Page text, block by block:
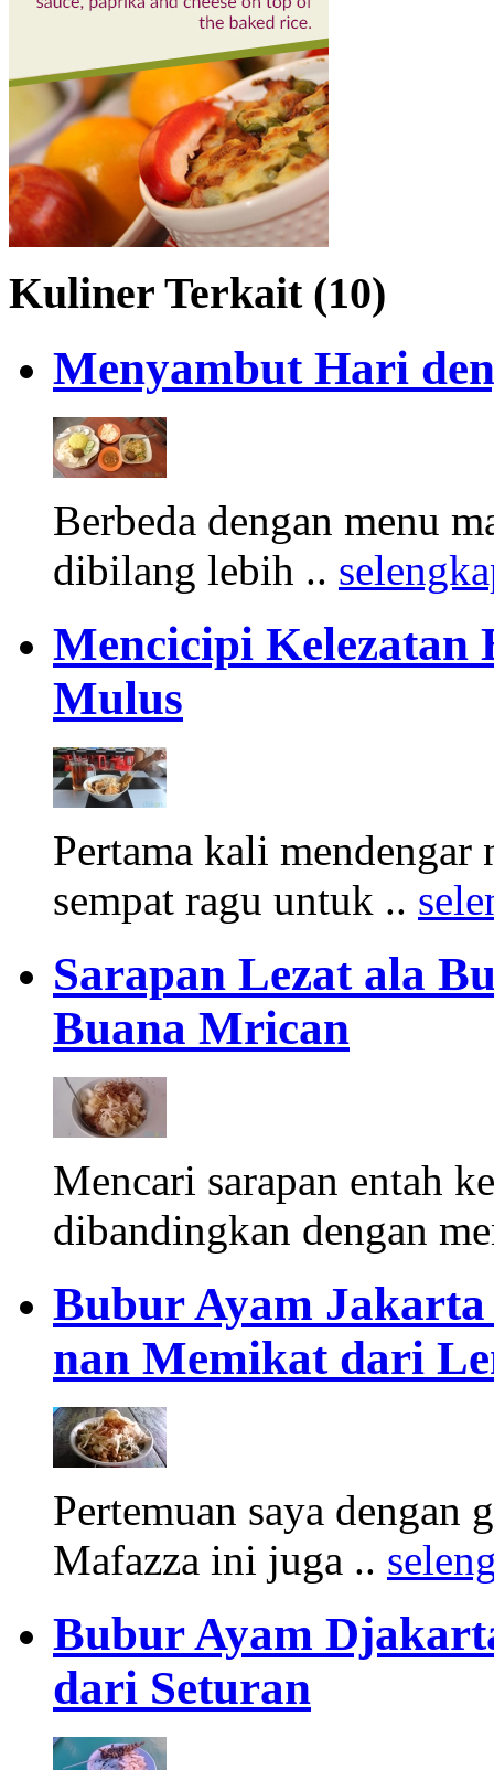
Kuliner Terkait (10)
Menyambut Hari
Berbeda dengan menu
dibilang lebih ..
Mencicipi Kelezatan
Mulus
Pertama kali mendengar
sempat ragu untuk ..
Sarapan Lezat ala
Buana Mrican
Mencari sarapan entah
dibandingkan dengan
Bubur Ayam
nan Memikat dari
Pertemuan saya dengan
Mafazza ini juga ..
Bubur Ayam
dari Seturan